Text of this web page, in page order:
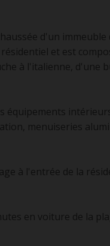
d'un
et est
à l'italienne, d'une
équipements
menuiseries
à l'entrée de la
en voiture de la